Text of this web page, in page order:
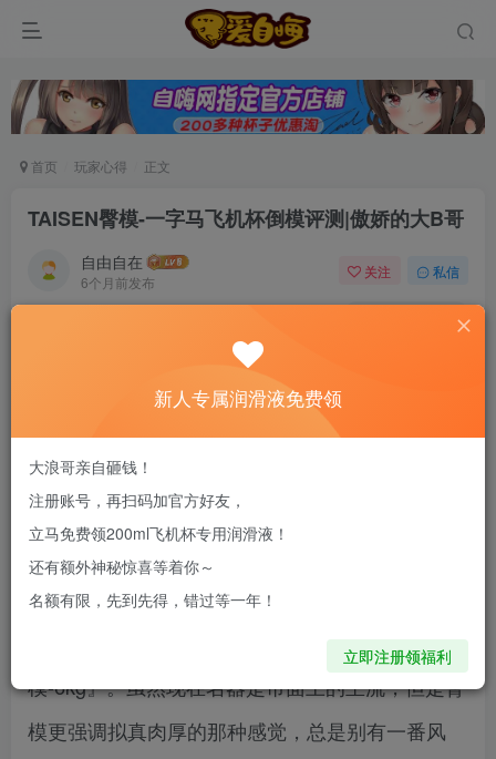
首页 玩家心得 正文
TAISEN臀模-一字马飞机杯倒模评测|傲娇的大B哥
自由自在
6个月前发布
关注 私信
新老司机速来！注册自嗨网+扫码加好友，即
送200ml润滑液→
大家好，我是傲娇的大B哥。最近一直收到不少老
铁让我尝试体验一款TAISEN臀模的信息，一收到
各位老铁的信息，那么今天抽了时间体验了一下臀
模给大伙说说。而这次要体验的产品是『TAISEN
臀模芭芭拉一字马 拟真倒模肉感厚实臀
模-6kg』。虽然现在名器是市面上的主流，但是臀
模更强调拟真肉厚的那种感觉，总是别有一番风
新人专属润滑液免费领
大浪哥亲自砸钱！
注册账号，再扫码加官方好友，
立马免费领200ml飞机杯专用润滑液！
还有额外神秘惊喜等着你～
名额有限，先到先得，错过等一年！
立即注册领福利